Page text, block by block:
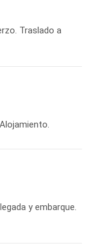
Traslado a
y embarque.